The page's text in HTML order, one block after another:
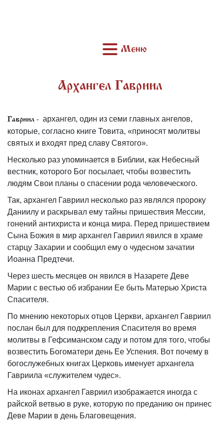
Меню
Архангел Гавриил
Гавриил - архангел, один из семи главных ангелов,
которые, согласно книге Товита, «приносят молитвы
святых и входят пред славу Святого».
Несколько раз упоминается в Библии, как Небесный
вестник, которого Бог посылает, чтобы возвестить
людям Свои планы о спасении рода человеческого.
Так, архангел Гавриил несколько раз являлся пророку
Даниилу и раскрывал ему тайны пришествия Мессии,
гонений антихриста и конца мира. Перед пришествием
Сына Божия в мир архангел Гавриил явился в храме
старцу Захарии и сообщил ему о чудесном зачатии
Иоанна Предтечи.
Через шесть месяцев он явился в Назарете Деве
Марии с вестью об избрании Ее быть Матерью Христа
Спасителя.
По мнению некоторых отцов Церкви, архангел Гавриил
послан был для подкрепления Спасителя во время
молитвы в Гефсиманском саду и потом для того, чтобы
возвестить Богоматери день Ее Успения. Вот почему в
богослужебных книгах Церковь именует архангела
Гавриила «служителем чудес».
На иконах архангел Гавриил изображается иногда с
райской ветвью в руке, которую по преданию он принес
Деве Марии в день Благовещения.